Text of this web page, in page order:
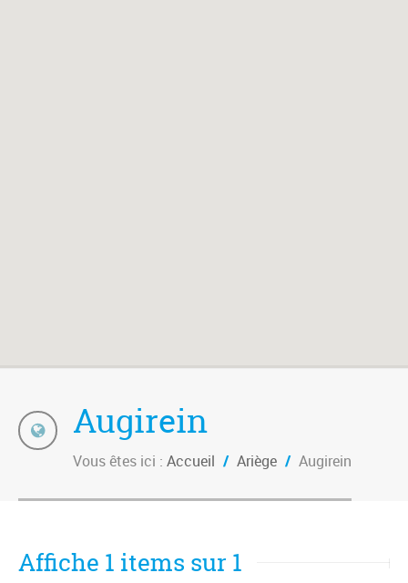
Augirein
Vous êtes ici : Accueil / Ariège / Augirein
Affiche 1 items sur 1